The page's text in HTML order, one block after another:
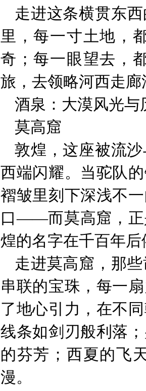
走进这条横贯东
里，每一寸土地，
奇；每一眼望去，
旅，去领略河西走
酒泉：大漠风光与
莫高窟
敦煌，这座被流
西端闪耀。当驼队
褶皱里刻下深浅不
口——而莫高窟，正
煌的名字在千百年
走进莫高窟，那
串联的宝珠，每一
了地心引力，在不
线条如剑刃般利落
的芬芳；西夏的飞
漫。